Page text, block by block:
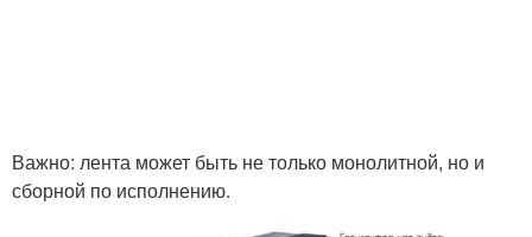
Важно: лента может быть не только монолитной, но и
сборной по исполнению.